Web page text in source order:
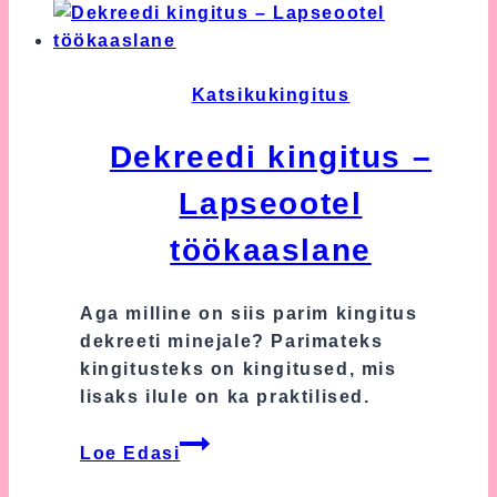
Katsikukingitus
Dekreedi kingitus –
Lapseootel
töökaaslane
Aga milline on siis parim kingitus
dekreeti minejale? Parimateks
kingitusteks on kingitused, mis
lisaks ilule on ka praktilised.
Loe Edasi
Dekreedi